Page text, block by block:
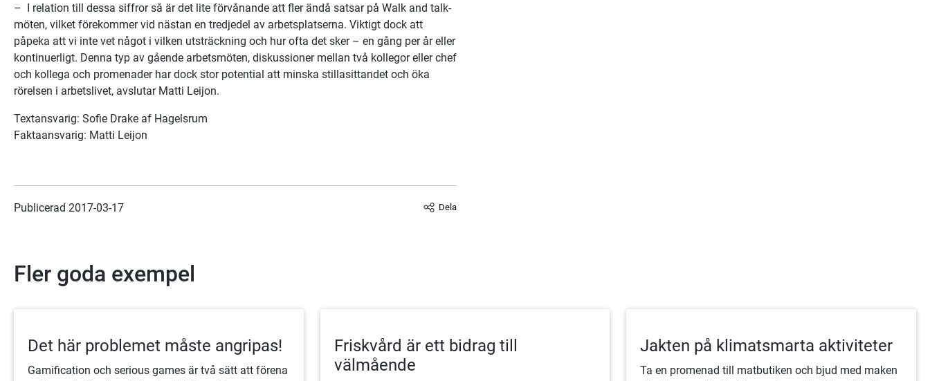
–  I relation till dessa siffror så är det lite förvånande att fler ändå satsar på Walk and talk-
möten, vilket förekommer vid nästan en tredjedel av arbetsplatserna. Viktigt dock att
påpeka att vi inte vet något i vilken utsträckning och hur ofta det sker – en gång per år eller
kontinuerligt. Denna typ av gående arbetsmöten, diskussioner mellan två kollegor eller chef
och kollega och promenader har dock stor potential att minska stillasittandet och öka
rörelsen i arbetslivet, avslutar Matti Leijon.
Textansvarig: Sofie Drake af Hagelsrum
Faktaansvarig: Matti Leijon
Publicerad 2017-03-17 Dela
Fler goda exempel
Det här problemet måste angripas!
Gamification och serious games är två sätt att förena
Friskvård är ett bidrag till
välmående
Jakten på klimatsmarta aktiviteter
Ta en promenad till matbutiken och bjud med maken